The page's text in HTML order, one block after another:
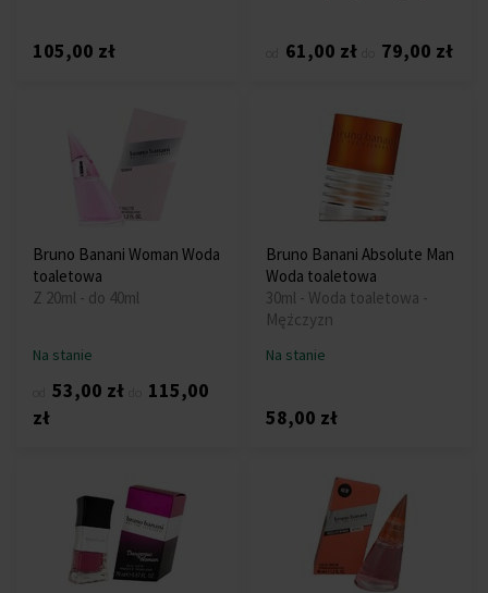
105,00 zł 61,00 zł 79,00 zł
Bruno Banani Woman Woda
toaletowa
Z 20ml - do 40ml
Na stanie
53,00 zł
115,00
zł
Bruno Banani Absolute Man
Woda toaletowa
30ml - Woda toaletowa -
Mężczyzn
Na stanie
58,00 zł